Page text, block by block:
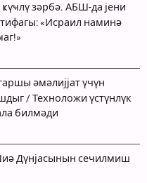
зәрбә. АБШ-да јени
«Исраил наминә
әмәлијјат үчүн
/ Техноложи үстүнлүк
билмәди
Дүнјасынын сечилмиш